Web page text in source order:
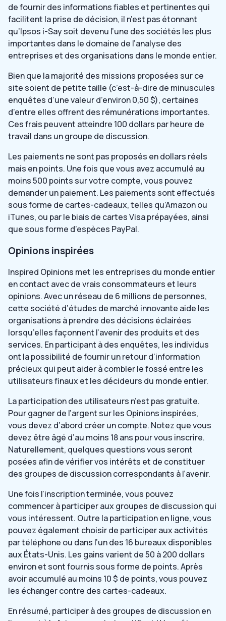
de fournir des informations fiables et pertinentes qui
facilitent la prise de décision, il n’est pas étonnant
qu’Ipsos i-Say soit devenu l’une des sociétés les plus
importantes dans le domaine de l’analyse des
entreprises et des organisations dans le monde entier.
Bien que la majorité des missions proposées sur ce
site soient de petite taille (c’est-à-dire de minuscules
enquêtes d’une valeur d’environ 0,50 $), certaines
d’entre elles offrent des rémunérations importantes.
Ces frais peuvent atteindre 100 dollars par heure de
travail dans un groupe de discussion.
Les paiements ne sont pas proposés en dollars réels
mais en points. Une fois que vous avez accumulé au
moins 500 points sur votre compte, vous pouvez
demander un paiement. Les paiements sont effectués
sous forme de cartes-cadeaux, telles qu’Amazon ou
iTunes, ou par le biais de cartes Visa prépayées, ainsi
que sous forme d’espèces PayPal.
Opinions inspirées
Inspired Opinions met les entreprises du monde entier
en contact avec de vrais consommateurs et leurs
opinions. Avec un réseau de 6 millions de personnes,
cette société d’études de marché innovante aide les
organisations à prendre des décisions éclairées
lorsqu’elles façonnent l’avenir des produits et des
services. En participant à des enquêtes, les individus
ont la possibilité de fournir un retour d’information
précieux qui peut aider à combler le fossé entre les
utilisateurs finaux et les décideurs du monde entier.
La participation des utilisateurs n’est pas gratuite.
Pour gagner de l’argent sur les Opinions inspirées,
vous devez d’abord créer un compte. Notez que vous
devez être âgé d’au moins 18 ans pour vous inscrire.
Naturellement, quelques questions vous seront
posées afin de vérifier vos intérêts et de constituer
des groupes de discussion correspondants à l’avenir.
Une fois l’inscription terminée, vous pouvez
commencer à participer aux groupes de discussion qui
vous intéressent. Outre la participation en ligne, vous
pouvez également choisir de participer aux activités
par téléphone ou dans l’un des 16 bureaux disponibles
aux États-Unis. Les gains varient de 50 à 200 dollars
environ et sont fournis sous forme de points. Après
avoir accumulé au moins 10 $ de points, vous pouvez
les échanger contre des cartes-cadeaux.
En résumé, participer à des groupes de discussion en